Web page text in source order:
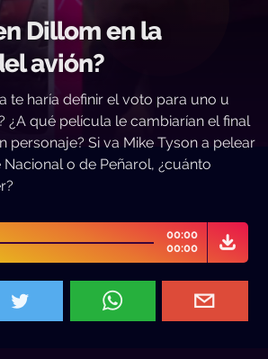
Dillom en la
avión?
te haría definir el voto para uno u
¿A qué película le cambiarían el final
personaje? Si va Mike Tyson a pelear
o de Peñarol, ¿cuánto
00:00
00:00